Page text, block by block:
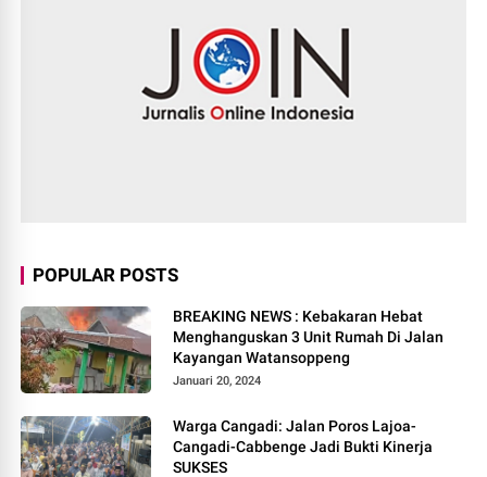
POPULAR POSTS
BREAKING NEWS : Kebakaran Hebat
Menghanguskan 3 Unit Rumah Di Jalan
Kayangan Watansoppeng
Januari 20, 2024
Warga Cangadi: Jalan Poros Lajoa-
Cangadi-Cabbenge Jadi Bukti Kinerja
SUKSES